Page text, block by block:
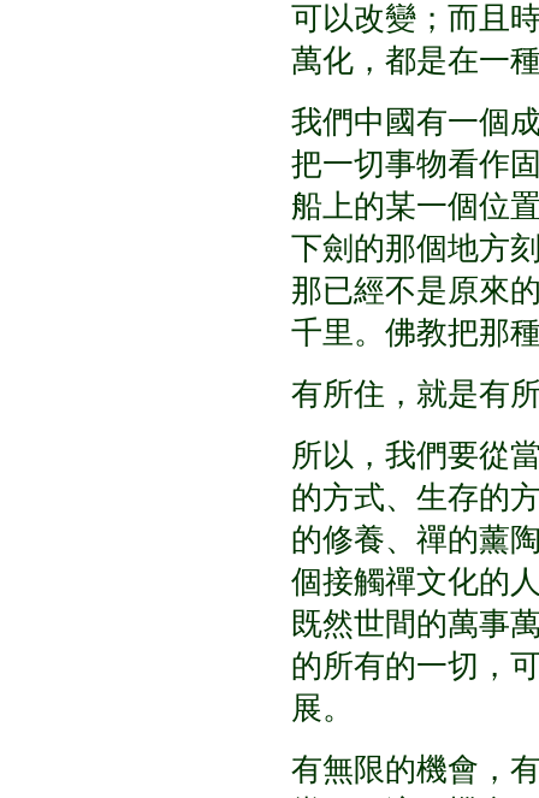
可以改變；而且
萬化，都是在一
我們中國有一個
把一切事物看作
船上的某一個位
下劍的那個地方
那已經不是原來
千里。佛教把那
有所住，就是有
所以，我們要從
的方式、生存的
的修養、禪的薰
個接觸禪文化的
既然世間的萬事
的所有的一切，
展。
有無限的機會，